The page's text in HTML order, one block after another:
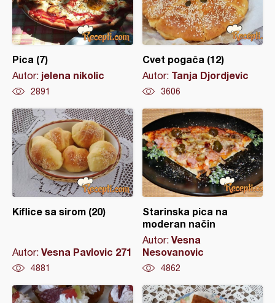
Pica (7)
Autor: jelena nikolic
2891
Cvet pogača (12)
Autor: Tanja Djordjevic
3606
Kiflice sa sirom (20)
Autor: Vesna Pavlovic 271
4881
Starinska pica na
moderan način
Autor: Vesna
Nesovanovic
4862